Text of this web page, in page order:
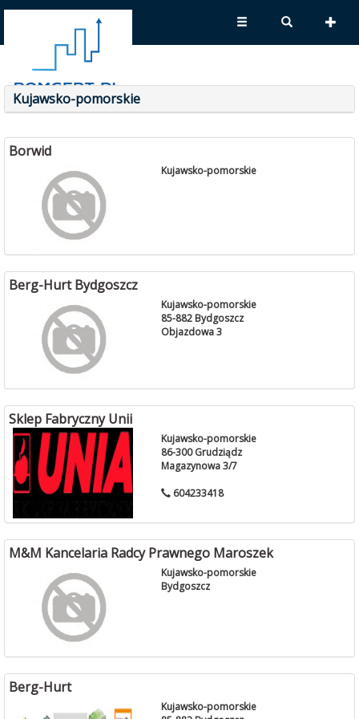
Kujawsko-pomorskie
Borwid
Kujawsko-pomorskie
Berg-Hurt Bydgoszcz
Kujawsko-pomorskie
85-882 Bydgoszcz
Objazdowa 3
Sklep Fabryczny Unii
Kujawsko-pomorskie
86-300 Grudziądz
Magazynowa 3/7
604233418
M&M Kancelaria Radcy Prawnego Maroszek
Kujawsko-pomorskie
Bydgoszcz
Berg-Hurt
Kujawsko-pomorskie